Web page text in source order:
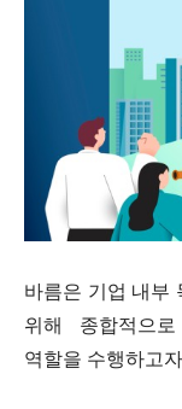
바름은 기업 내부
위해 종합적으
역할을 수행하고